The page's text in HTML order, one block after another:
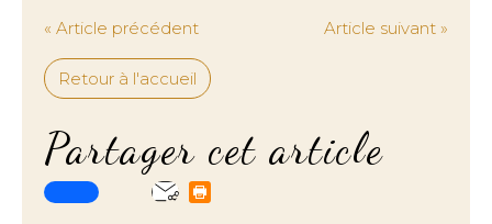
« Article précédent Article suivant »
Retour à l'accueil
Partager cet article